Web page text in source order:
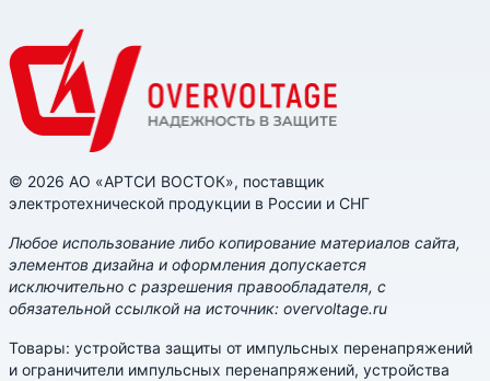
© 2026 АО «АРТСИ ВОСТОК», поставщик
электротехнической продукции в России и СНГ
Любое использование либо копирование материалов сайта,
элементов дизайна и оформления допускается
исключительно с разрешения правообладателя, с
обязательной ссылкой на источник: overvoltage.ru
Товары: устройства защиты от импульсных перенапряжений
и ограничители импульсных перенапряжений, устройства